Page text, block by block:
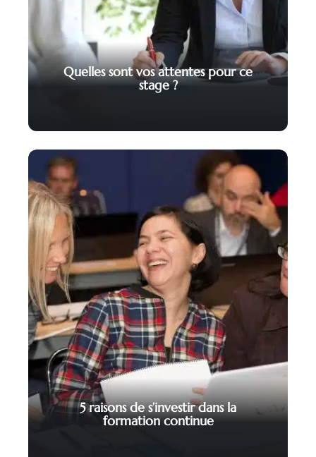
Quelles sont vos attentes pour ce
stage ?
5 raisons de s’investir dans la
formation continue